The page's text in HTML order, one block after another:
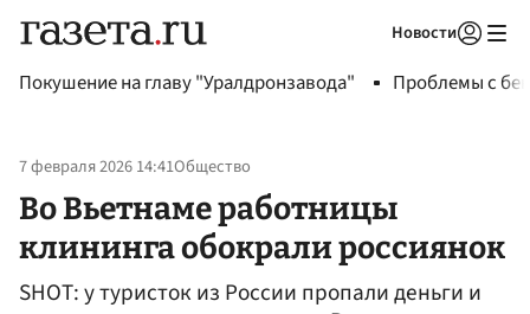
Новости
Покушение на главу "Уралдронзавода" Проблемы с
7 февраля 2026 14:41Общество
Во Вьетнаме работницы
клининга обокрали россиянок
SHOT: у туристок из России пропали деньги и